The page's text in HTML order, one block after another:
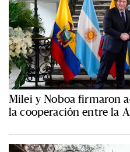
Milei y Noboa firmaron
la cooperación entre la